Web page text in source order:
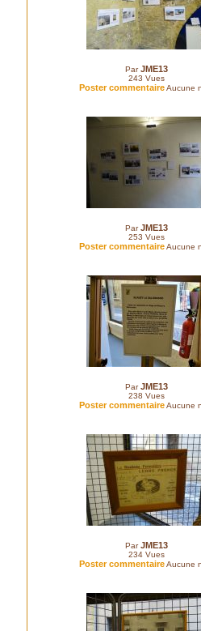
ParJME13
243 Vues
Poster commentaireAucune
ParJME13
253 Vues
Poster commentaireAucune
ParJME13
238 Vues
Poster commentaireAucune
ParJME13
234 Vues
Poster commentaireAucune